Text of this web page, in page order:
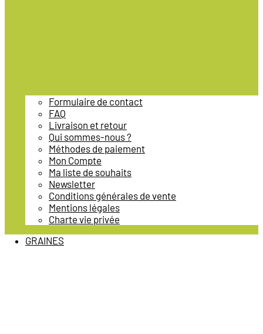
Formulaire de contact
FAQ
Livraison et retour
Qui sommes-nous ?
Méthodes de paiement
Mon Compte
Ma liste de souhaits
Newsletter
Conditions générales de vente
Mentions légales
Charte vie privée
GRAINES